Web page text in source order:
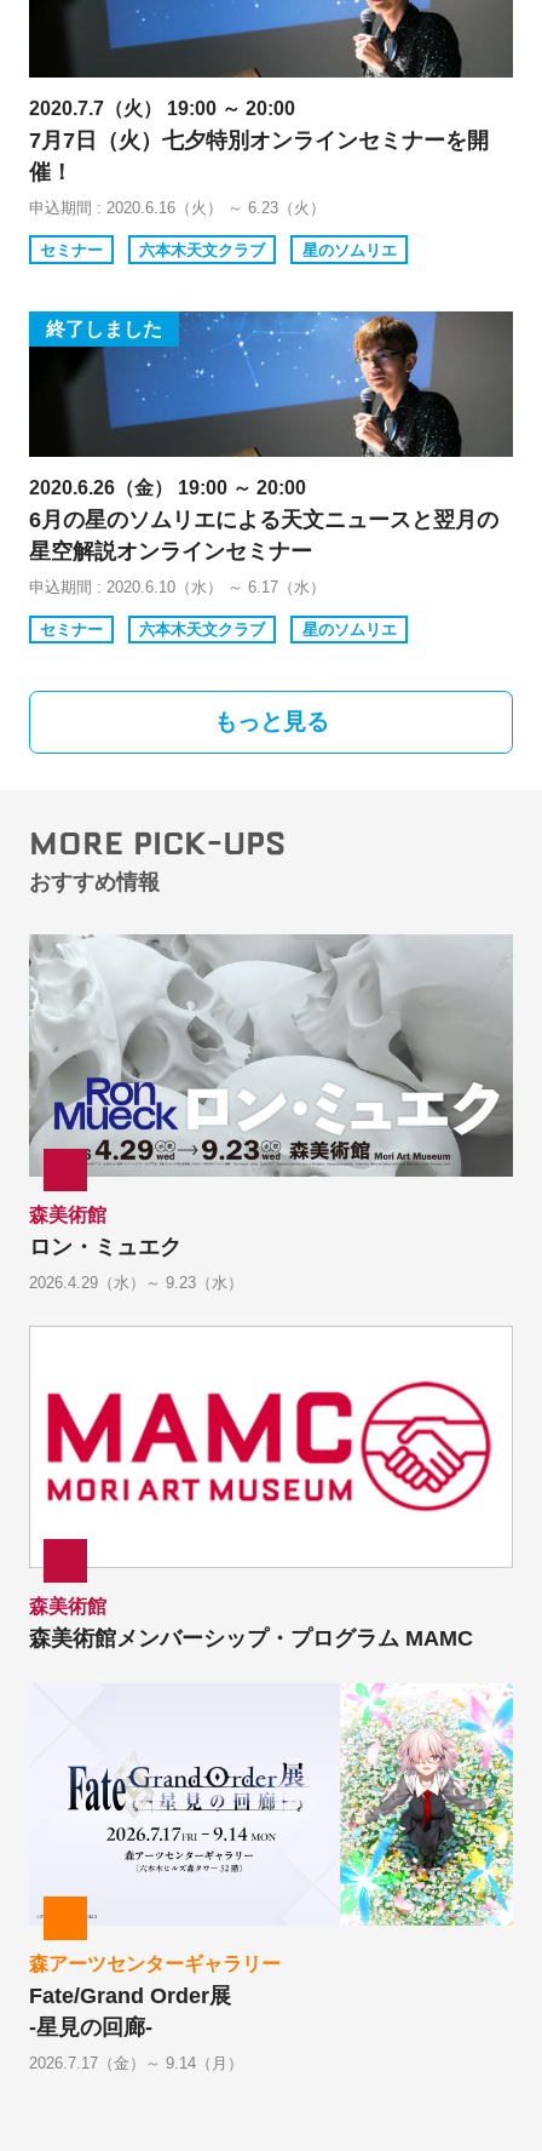
2020.7.7（火） 19:00 ～ 20:00
7月7日（火）七夕特別オンラインセミナーを開
催！
申込期間 : 2020.6.16（火） ～ 6.23（火）
セミナー 六本木天文クラブ 星のソムリエ
終了しました
2020.6.26（金） 19:00 ～ 20:00
6月の星のソムリエによる天文ニュースと翌月の
星空解説オンラインセミナー
申込期間 : 2020.6.10（水） ～ 6.17（水）
セミナー 六本木天文クラブ 星のソムリエ
もっと見る
MORE PICK-UPS
おすすめ情報
森美術館
ロン・ミュエク
2026.4.29（水）～ 9.23（水）
森美術館
森美術館メンバーシップ・プログラム MAMC
森アーツセンターギャラリー
Fate/Grand Order展
-星見の回廊-
2026.7.17（金）～ 9.14（月）